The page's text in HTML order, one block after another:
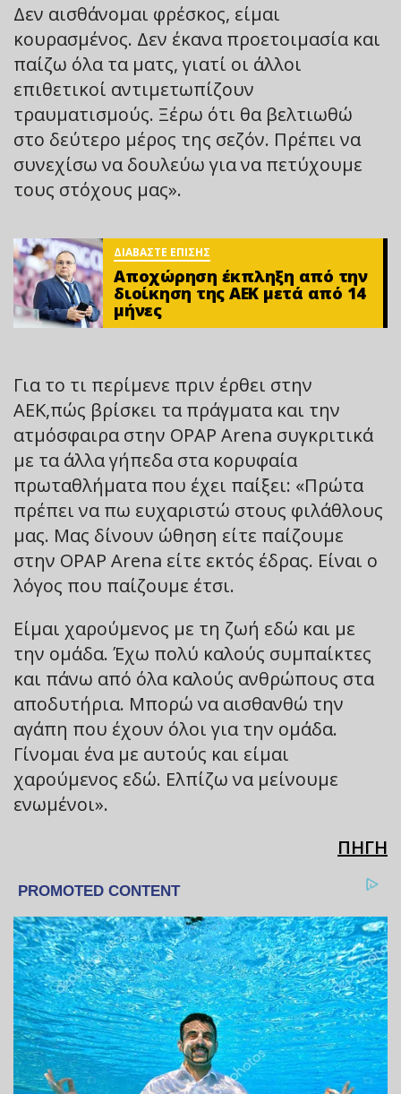
Δεν αισθάνομαι φρέσκος, είμαι
κουρασμένος. Δεν έκανα προετοιμασία και
παίζω όλα τα ματς, γιατί οι άλλοι
επιθετικοί αντιμετωπίζουν
τραυματισμούς. Ξέρω ότι θα βελτιωθώ
στο δεύτερο μέρος της σεζόν. Πρέπει να
συνεχίσω να δουλεύω για να πετύχουμε
τους στόχους μας».
ΔΙΑΒΑΣΤΕ ΕΠΙΣΗΣ
Αποχώρηση έκπληξη από την
διοίκηση της ΑΕΚ μετά από 14
μήνες
Για το τι περίμενε πριν έρθει στην
ΑΕΚ,πώς βρίσκει τα πράγματα και την
ατμόσφαιρα στην OPAP Arena συγκριτικά
με τα άλλα γήπεδα στα κορυφαία
πρωταθλήματα που έχει παίξει: «Πρώτα
πρέπει να πω ευχαριστώ στους φιλάθλους
μας. Μας δίνουν ώθηση είτε παίζουμε
στην OPAP Arena είτε εκτός έδρας. Είναι ο
λόγος που παίζουμε έτσι.
Είμαι χαρούμενος με τη ζωή εδώ και με
την ομάδα. Έχω πολύ καλούς συμπαίκτες
και πάνω από όλα καλούς ανθρώπους στα
αποδυτήρια. Μπορώ να αισθανθώ την
αγάπη που έχουν όλοι για την ομάδα.
Γίνομαι ένα με αυτούς και είμαι
χαρούμενος εδώ. Ελπίζω να μείνουμε
ενωμένοι».
ΠΗΓΗ